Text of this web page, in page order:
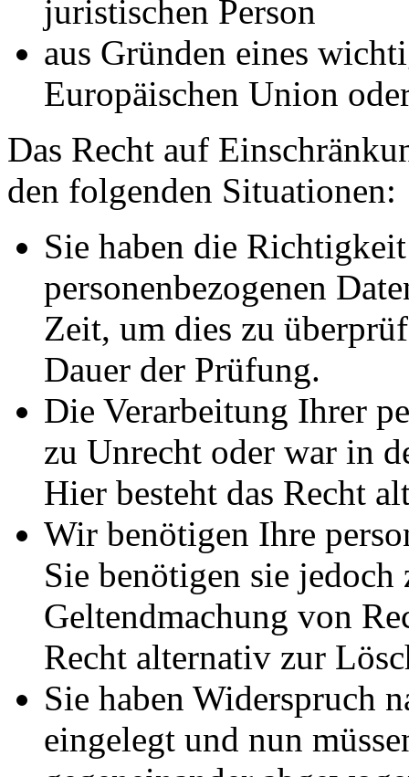
juristischen Person
aus Gründen eines
Europäischen Union
Das Recht auf
den folgenden Situationen:
Sie haben die
personenbezogenen
Zeit, um dies zu
Dauer der Prüfung.
Die Verarbeitung Ihrer
zu Unrecht oder war in
Hier besteht das Recht
Wir benötigen Ihre
Sie benötigen sie
Geltendmachung von
Recht alternativ zur
Sie haben Widerspruch
eingelegt und nun